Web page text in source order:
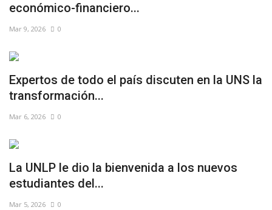
económico-financiero...
Mar 9, 2026 0
Expertos de todo el país discuten en la UNS la
transformación...
Mar 6, 2026 0
La UNLP le dio la bienvenida a los nuevos
estudiantes del...
Mar 5, 2026 0